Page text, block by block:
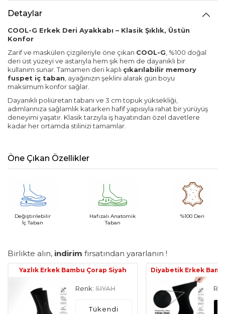
Detaylar
COOL-G Erkek Deri Ayakkabı – Klasik Şıklık, Üstün
Konfor
Zarif ve maskülen çizgileriyle öne çıkan COOL-G, %100 doğal
deri üst yüzeyi ve astarıyla hem şık hem de dayanıklı bir
kullanım sunar. Tamamen deri kaplı çıkarılabilir memory
fuspet iç taban, ayağınızın şeklini alarak gün boyu
maksimum konfor sağlar.
Dayanıklı poliüretan tabanı ve 3 cm topuk yüksekliği,
adımlarınıza sağlamlık katarken hafif yapısıyla rahat bir yürüyüş
deneyimi yaşatır. Klasik tarzıyla iş hayatından özel davetlere
kadar her ortamda stilinizi tamamlar.
Öne Çıkan Özellikler
Değiştirilebilir
İç Taban
Hafızalı Anatomik
Taban
%100 Deri
Birlikte alın, indirim fırsatından yararlanın !
Yazlık Erkek Bambu Çorap Siyah
Renk: SIYAH
Tükendi
Diyabetik Erkek